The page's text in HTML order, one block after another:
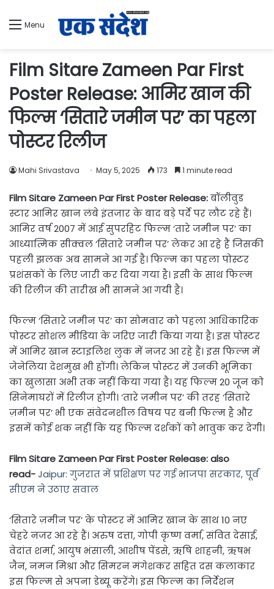
Menu
Film Sitare Zameen Par First
Poster Release: आमिर खान की
फिल्म ‘सितारे जमीन पर’ का पहला
पोस्टर रिलीज
Mahi Srivastava May 5, 2025 173 1 minute read
Film Sitare Zameen Par First Poster Release:बॉलीवुड
स्टार आमिर खान लंबे इंतजार के बाद बड़े पर्दे पर लौट रहे हैं।
आमिर वर्ष 2007 में आई सुपरहिट फिल्म ‘तारे जमीन पर’ का
आध्यात्मिक सीक्वल ‘सितारे जमीन पर’ लेकर आ रहे हैं जिसकी
पहली झलक अब सामने आ गई है। फिल्म का पहला पोस्टर
प्रशंसकों के लिए जारी कर दिया गया है। इसी के साथ फिल्म
की रिलीज की तारीख भी सामने आ गयी है।
फिल्म ‘सितारे जमीन पर’ का सोमवार को पहला आधिकारिक
पोस्टर सोशल मीडिया के जरिए जारी किया गया है। इस पोस्टर
में आमिर खान स्टाइलिश लुक में नजर आ रहे हैं। इस फिल्म में
जेनेलिया देशमुख भी होंगी। लेकिन पोस्टर में उनकी भूमिका
का खुलासा अभी तक नहीं किया गया है। यह फिल्म 20 जून को
सिनेमाघरों में रिलीज होगी। ‘तारे ज़मीन पर’ की तरह ‘सितारे
ज़मीन पर’ भी एक संवेदनशील विषय पर बनी फिल्म है और
इसमें कोई शक नहीं कि यह फिल्म दर्शकों को भावुक कर देगी।
Film Sitare Zameen Par First Poster Release: also
read-Jaipur: गुजरात में प्रशिक्षण पर गई भाजपा सरकार, पूर्व
सीएम ने उठाए सवाल
‘सितारे ज़मीन पर’ के पोस्टर में आमिर खान के साथ 10 नए
चेहरे नजर आ रहे हैं। अरुष दत्ता, गोपी कृष्ण वर्मा, संवित देसाई,
वेदांत शर्मा, आयुष भंसाली, आशीष पेंडसे, ऋषि शाहनी, ऋषभ
जैन, नमन मिश्रा और सिमरन मंगेशकर सहित दस कलाकार
इस फिल्म से अपना डेब्यू करेंगे। इस फिल्म का निर्देशन